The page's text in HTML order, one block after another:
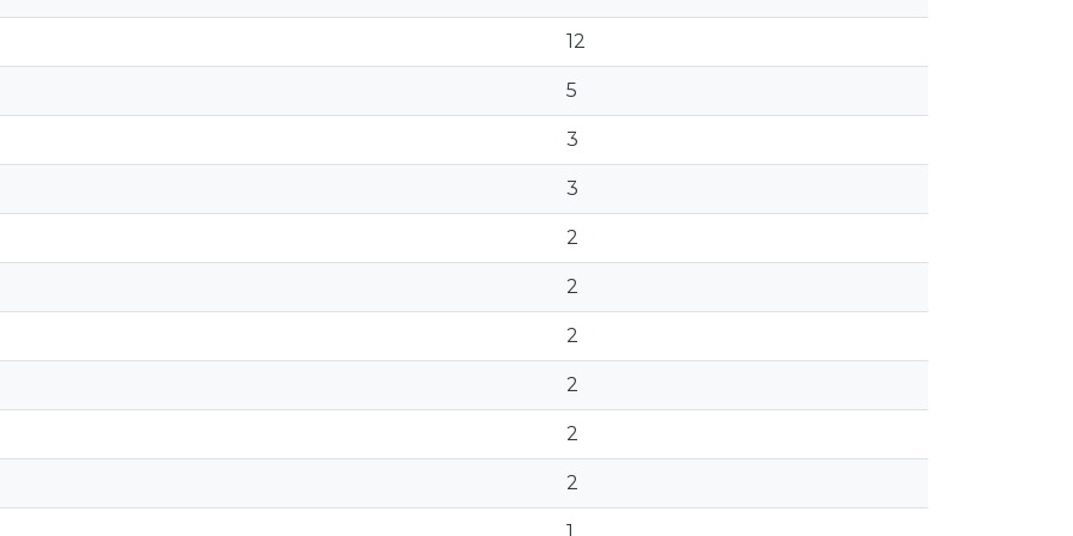
12
5
3
3
2
2
2
2
2
2